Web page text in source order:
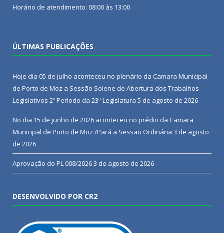
Horário de atendimento: 08:00 às 13:00
ÚLTIMAS PUBLICAÇÕES
Hoje dia 05 de julho aconteceu no plenário da Camara Municipal
de Porto de Moz a Sessão Solene de Abertura dos Trabalhos
Legislativos 2º Período da 23ª Legislatura 5 de agosto de 2026
No dia 15 de junho de 2026 aconteceu no prédio da Camara
Municipal de Porto de Moz /Pará a Sessão Ordinária 3 de agosto
de 2026
Aprovação do PL 008/20263 de agosto de 2026
DESENVOLVIDO POR CR2